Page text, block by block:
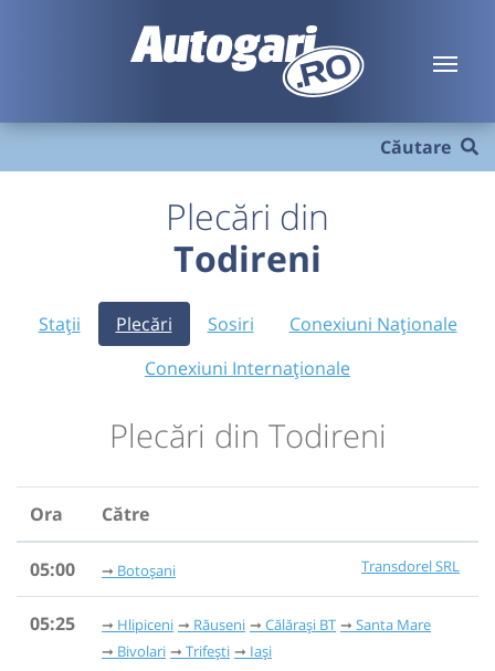
Căutare
Plecări din
Todireni
Stații Plecări Sosiri
Conexiuni Naționale
Conexiuni Internaționale
Plecări din Todireni
Ora Către
05:00 Transdorel SRL
Botoșani
05:25 Hlipiceni Răuseni Călărași BT
Santa Mare
Bivolari
Trifești Iași